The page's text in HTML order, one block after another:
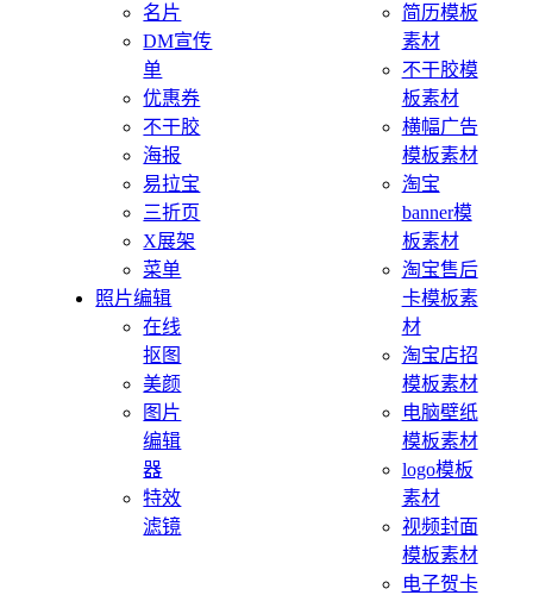
名片
DM宣传
单
优惠券
不干胶
海报
易拉宝
三折页
X展架
菜单
照片编辑
在线
抠图
美颜
图片
编辑
器
特效
滤镜
简历模板
素材
不干胶模
板素材
横幅广告
模板素材
淘宝
banner模
板素材
淘宝售后
卡模板素
材
淘宝店招
模板素材
电脑壁纸
模板素材
logo模板
素材
视频封面
模板素材
电子贺卡